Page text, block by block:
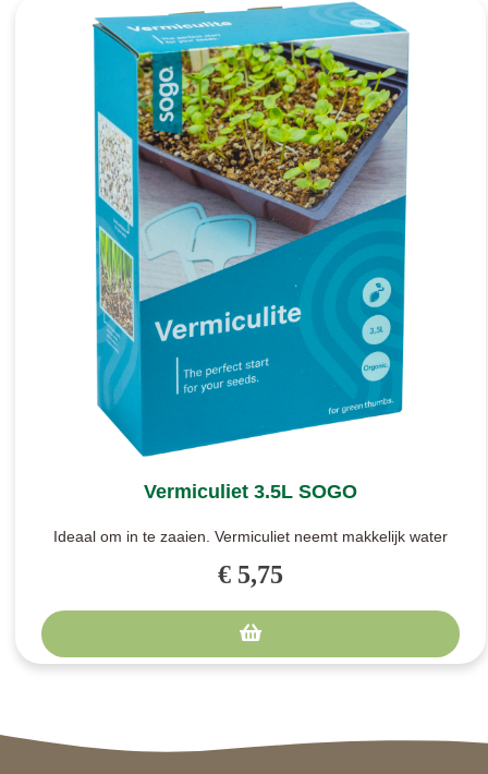
Vermiculiet 3.5L SOGO
Ideaal om in te zaaien. Vermiculiet neemt makkelijk water
€ 5,75